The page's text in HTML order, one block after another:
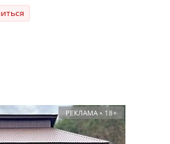
РЕКЛАМА • 18+